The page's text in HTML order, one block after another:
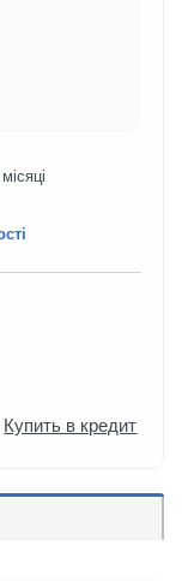
Купить в кредит